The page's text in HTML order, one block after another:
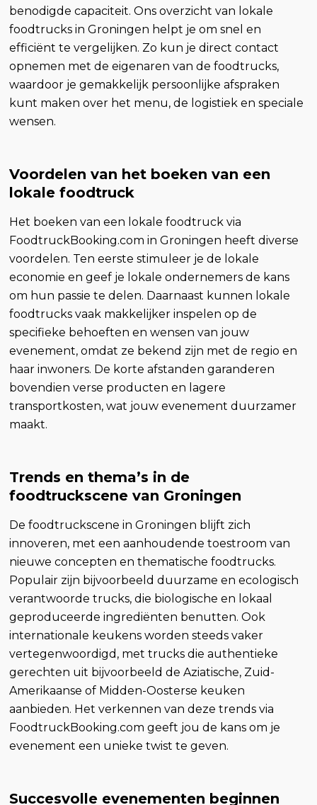
benodigde capaciteit. Ons overzicht van lokale
foodtrucks in Groningen helpt je om snel en
efficiënt te vergelijken. Zo kun je direct contact
opnemen met de eigenaren van de foodtrucks,
waardoor je gemakkelijk persoonlijke afspraken
kunt maken over het menu, de logistiek en speciale
wensen.
Voordelen van het boeken van een
lokale foodtruck
Het boeken van een lokale foodtruck via
FoodtruckBooking.com in Groningen heeft diverse
voordelen. Ten eerste stimuleer je de lokale
economie en geef je lokale ondernemers de kans
om hun passie te delen. Daarnaast kunnen lokale
foodtrucks vaak makkelijker inspelen op de
specifieke behoeften en wensen van jouw
evenement, omdat ze bekend zijn met de regio en
haar inwoners. De korte afstanden garanderen
bovendien verse producten en lagere
transportkosten, wat jouw evenement duurzamer
maakt.
Trends en thema’s in de
foodtruckscene van Groningen
De foodtruckscene in Groningen blijft zich
innoveren, met een aanhoudende toestroom van
nieuwe concepten en thematische foodtrucks.
Populair zijn bijvoorbeeld duurzame en ecologisch
verantwoorde trucks, die biologische en lokaal
geproduceerde ingrediënten benutten. Ook
internationale keukens worden steeds vaker
vertegenwoordigd, met trucks die authentieke
gerechten uit bijvoorbeeld de Aziatische, Zuid-
Amerikaanse of Midden-Oosterse keuken
aanbieden. Het verkennen van deze trends via
FoodtruckBooking.com geeft jou de kans om je
evenement een unieke twist te geven.
Succesvolle evenementen beginnen